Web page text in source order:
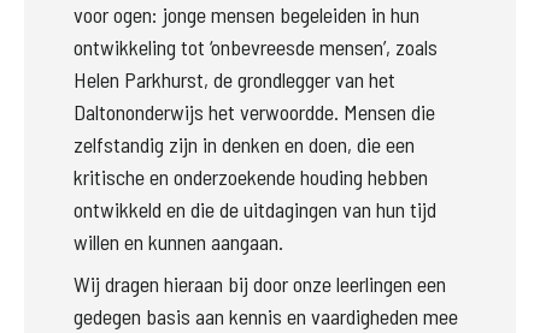
voor ogen: jonge mensen begeleiden in hun
ontwikkeling tot ‘onbevreesde mensen’, zoals
Helen Parkhurst, de grondlegger van het
Daltononderwijs het verwoordde. Mensen die
zelfstandig zijn in denken en doen, die een
kritische en onderzoekende houding hebben
ontwikkeld en die de uitdagingen van hun tijd
willen en kunnen aangaan.
Wij dragen hieraan bij door onze leerlingen een
gedegen basis aan kennis en vaardigheden mee